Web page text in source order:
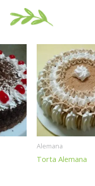
Alemana
Torta Alemana